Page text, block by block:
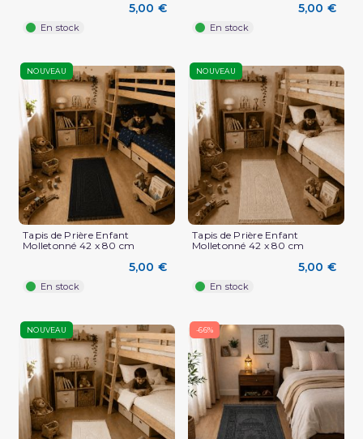
5,00 €
En stock
5,00 €
En stock
NOUVEAU
Tapis de Prière Enfant
Molletonné 42 x 80 cm
5,00 €
En stock
NOUVEAU
Tapis de Prière Enfant
Molletonné 42 x 80 cm
5,00 €
En stock
NOUVEAU -66%